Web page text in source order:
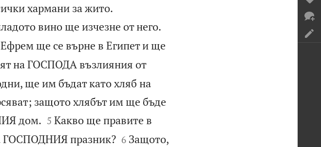
хармани за жито.
вино ще изчезне от него.
ще се върне в Египет и ще
на ГОСПОДА възлияния от
ще им бъдат като хляб на
защото хлябът им ще бъде
дом.
5 Какво ще правите в
ГОСПОДНИЯ празник?
6 Защото,